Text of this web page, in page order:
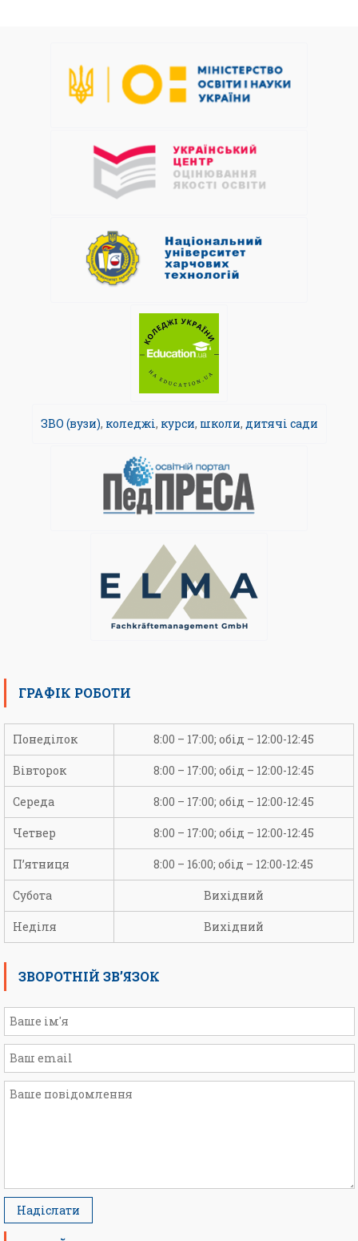
ЗВО (вузи), коледжі, курси, школи, дитячі сади
ГРАФІК РОБОТИ
Понеділок 8:00 – 17:00; обід – 12:00-12:45
Вівторок 8:00 – 17:00; обід – 12:00-12:45
Середа 8:00 – 17:00; обід – 12:00-12:45
Четвер 8:00 – 17:00; обід – 12:00-12:45
П’ятниця 8:00 – 16:00; обід – 12:00-12:45
Субота Вихідний
Неділя Вихідний
ЗВОРОТНІЙ ЗВ’ЯЗОК